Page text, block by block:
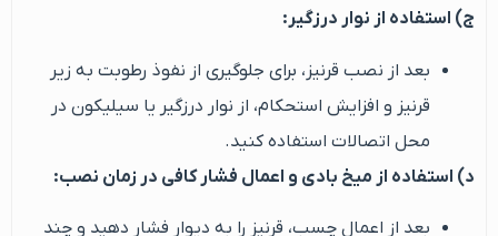
ج) استفاده از نوار درزگیر:
بعد از نصب قرنیز، برای جلوگیری از نفوذ رطوبت به زیر
قرنیز و افزایش استحکام، از نوار درزگیر یا سیلیکون در
محل اتصالات استفاده کنید.
د) استفاده از میخ بادی و اعمال فشار کافی در زمان نصب:
بعد از اعمال چسب، قرنیز را به دیوار فشار دهید و چند